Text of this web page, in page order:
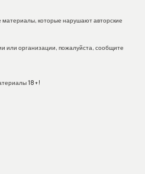
которые нарушают авторские
организации, пожалуйста, сообщите
18+!